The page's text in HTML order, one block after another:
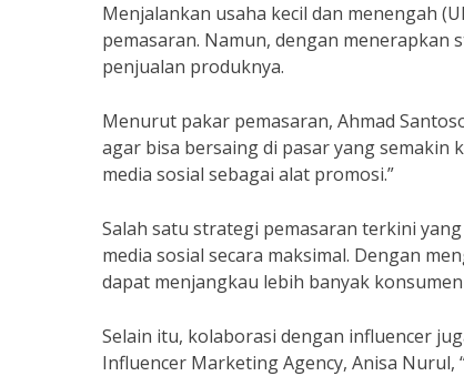
Menjalankan usaha kecil dan menengah
pemasaran. Namun, dengan
penjualan produknya.
Menurut pakar pemasaran, Ahmad
agar bisa bersaing di pasar yang
media sosial sebagai alat promosi.”
Salah satu strategi pemasaran terkini
media sosial secara maksimal. Dengan
dapat menjangkau lebih banyak
Selain itu, kolaborasi dengan influencer
Influencer Marketing Agency, Anisa